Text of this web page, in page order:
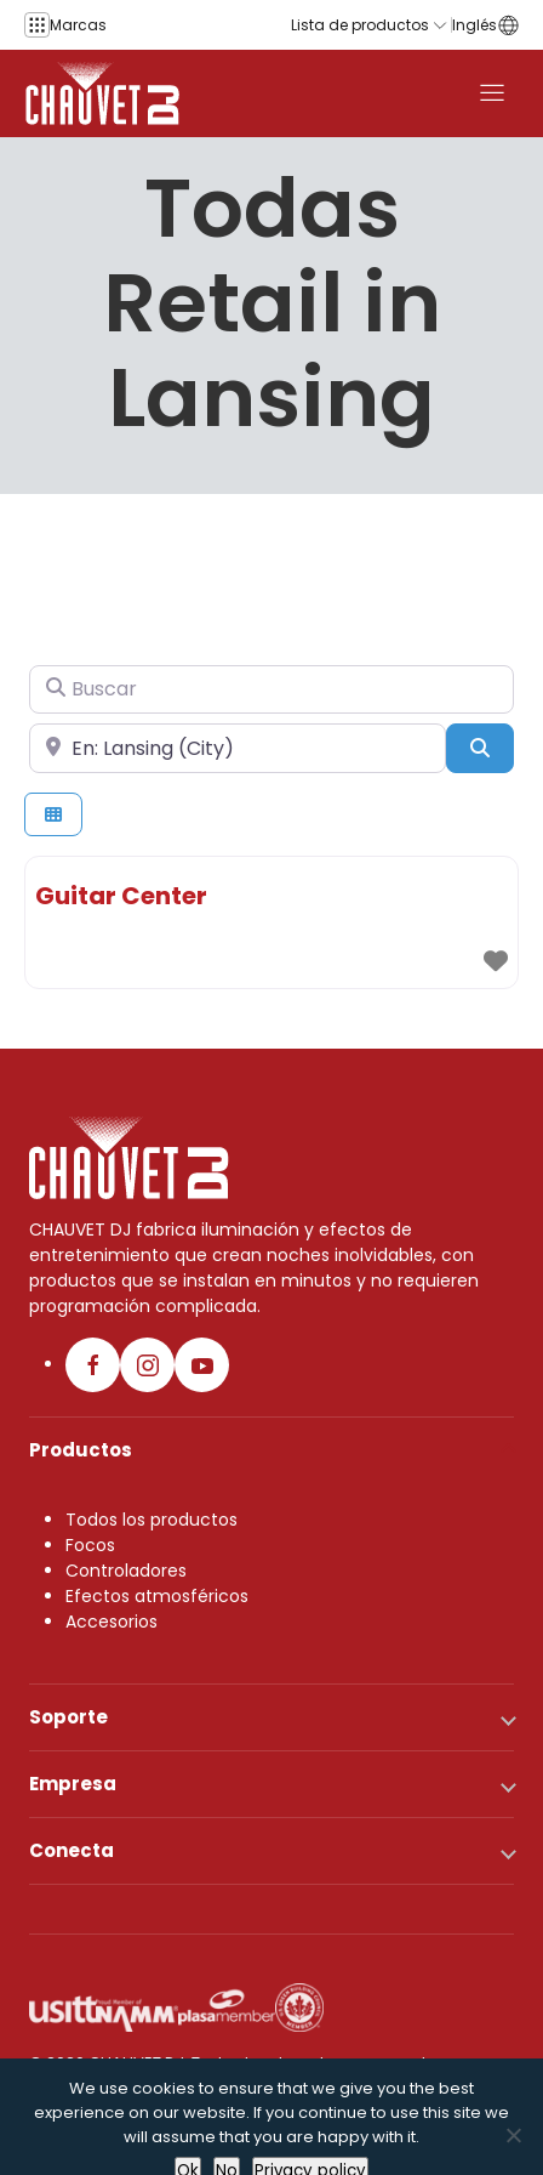
Saltar al contenido
Marcas Lista de productos Inglés
Todas
Retail in
Lansing
Buscar
Cerca de
Guitar Center
CHAUVET DJ fabrica iluminación y efectos de
entretenimiento que crean noches inolvidables, con
productos que se instalan en minutos y no requieren
programación complicada.
Productos
Todos los productos
Focos
Controladores
Efectos atmosféricos
Accesorios
Soporte
Empresa
Conecta
© 2026 CHAUVET DJ. Todos los derechos reservados.
Política de privacidad
We use cookies to ensure that we give you the best
experience on our website. If you continue to use this site we
will assume that you are happy with it.